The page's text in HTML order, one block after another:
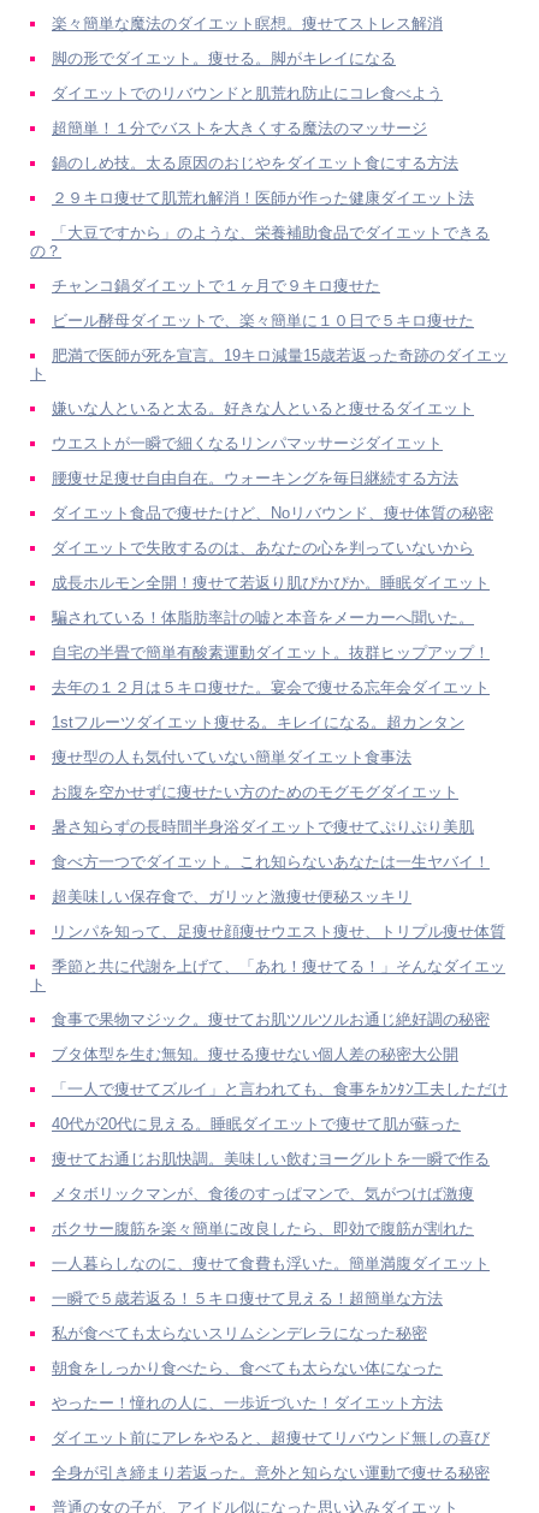
楽々簡単な魔法のダイエット瞑想。痩せてストレス解消
脚の形でダイエット。痩せる。脚がキレイになる
ダイエットでのリバウンドと肌荒れ防止にコレ食べよう
超簡単！１分でバストを大きくする魔法のマッサージ
鍋のしめ技。太る原因のおじやをダイエット食にする方法
２９キロ痩せて肌荒れ解消！医師が作った健康ダイエット法
「大豆ですから」のような、栄養補助食品でダイエットできる
の？
チャンコ鍋ダイエットで１ヶ月で９キロ痩せた
ビール酵母ダイエットで、楽々簡単に１０日で５キロ痩せた
肥満で医師が死を宣言。19キロ減量15歳若返った奇跡のダイエッ
ト
嫌いな人といると太る。好きな人といると痩せるダイエット
ウエストが一瞬で細くなるリンパマッサージダイエット
腰痩せ足痩せ自由自在。ウォーキングを毎日継続する方法
ダイエット食品で痩せたけど、Noリバウンド、痩せ体質の秘密
ダイエットで失敗するのは、あなたの心を判っていないから
成長ホルモン全開！痩せて若返り肌ぴかぴか。睡眠ダイエット
騙されている！体脂肪率計の嘘と本音をメーカーへ聞いた。
自宅の半畳で簡単有酸素運動ダイエット。抜群ヒップアップ！
去年の１２月は５キロ痩せた。宴会で痩せる忘年会ダイエット
1stフルーツダイエット痩せる。キレイになる。超カンタン
痩せ型の人も気付いていない簡単ダイエット食事法
お腹を空かせずに痩せたい方のためのモグモグダイエット
暑さ知らずの長時間半身浴ダイエットで痩せてぷりぷり美肌
食べ方一つでダイエット。これ知らないあなたは一生ヤバイ！
超美味しい保存食で、ガリッと激痩せ便秘スッキリ
リンパを知って、足痩せ顔痩せウエスト痩せ、トリプル痩せ体質
季節と共に代謝を上げて、「あれ！痩せてる！」そんなダイエッ
ト
食事で果物マジック。痩せてお肌ツルツルお通じ絶好調の秘密
ブタ体型を生む無知。痩せる痩せない個人差の秘密大公開
「一人で痩せてズルイ」と言われても、食事をｶﾝﾀﾝ工夫しただけ
40代が20代に見える。睡眠ダイエットで痩せて肌が蘇った
痩せてお通じお肌快調。美味しい飲むヨーグルトを一瞬で作る
メタボリックマンが、食後のすっぱマンで、気がつけば激痩
ボクサー腹筋を楽々簡単に改良したら、即効で腹筋が割れた
一人暮らしなのに、痩せて食費も浮いた。簡単満腹ダイエット
一瞬で５歳若返る！５キロ痩せて見える！超簡単な方法
私が食べても太らないスリムシンデレラになった秘密
朝食をしっかり食べたら、食べても太らない体になった
やったー！憧れの人に、一歩近づいた！ダイエット方法
ダイエット前にアレをやると、超痩せてリバウンド無しの喜び
全身が引き締まり若返った。意外と知らない運動で痩せる秘密
普通の女の子が、アイドル似になった思い込みダイエット